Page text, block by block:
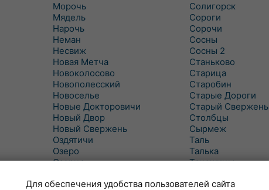
Морочь
Мядель
Нарочь
Неман
Несвиж
Новая Метча
Новоколосово
Новополесский
Новоселье
Новые Докторовичи
Новый Двор
Новый Свержень
Оздятичи
Озеро
Озерцо
Октябрь
Солигорск
Сороги
Сорочи
Сосны
Сосны 2
Станьково
Старица
Старобин
Старые Дороги
Старый Свержень
Столбцы
Сырмеж
Таль
Талька
Танежицы
Турец-Бояры
Для обеспечения удобства пользователей сайта